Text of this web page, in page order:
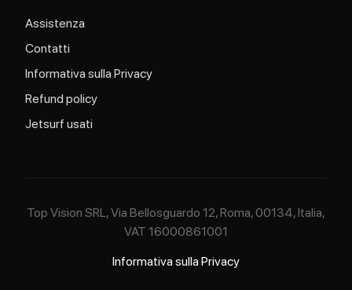
Assistenza
Contatti
Informativa sulla Privacy
Refund policy
Jetsurf usati
Top Vision SRL, Via Bellosguardo 12, Roma, 00134, Italia,
VAT 16000861001
Informativa sulla Privacy